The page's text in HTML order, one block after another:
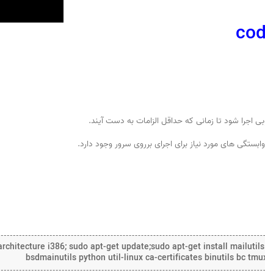
های مورد نیاز برای اجرای برروی سرور وجود دارد.
i386; sudo apt-get update;sudo apt-get install
bsdmainutils python util-linux ca-certificates binutils bc